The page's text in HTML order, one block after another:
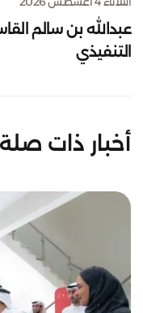
عبدالله بن سالم
التنفيذي
أخبار ذات صلة